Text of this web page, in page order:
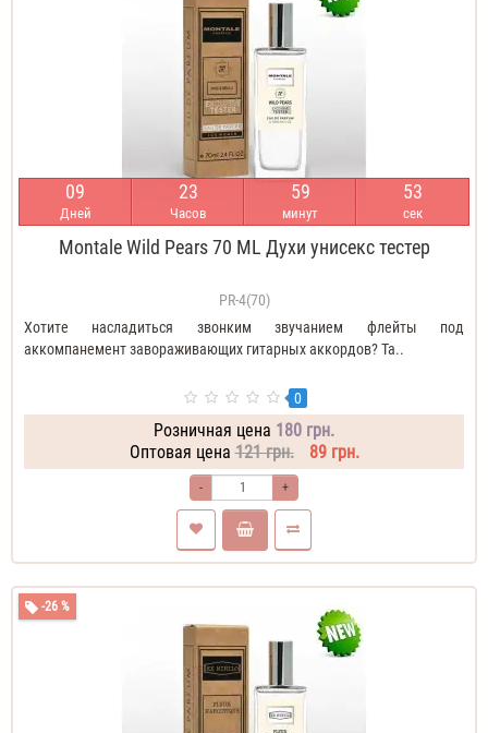
09
Дней
23
Часов
59
минут
52
сек
Montale Wild Pears 70 ML Духи унисекс тестер
PR-4(70)
Хотите насладиться звонким звучанием флейты под
аккомпанемент завораживающих гитарных аккордов? Та..
0
Розничная цена 180 грн.
Оптовая цена 121 грн. 89 грн.
- +
-26 %